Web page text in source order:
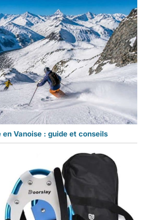
en Vanoise : guide et conseils